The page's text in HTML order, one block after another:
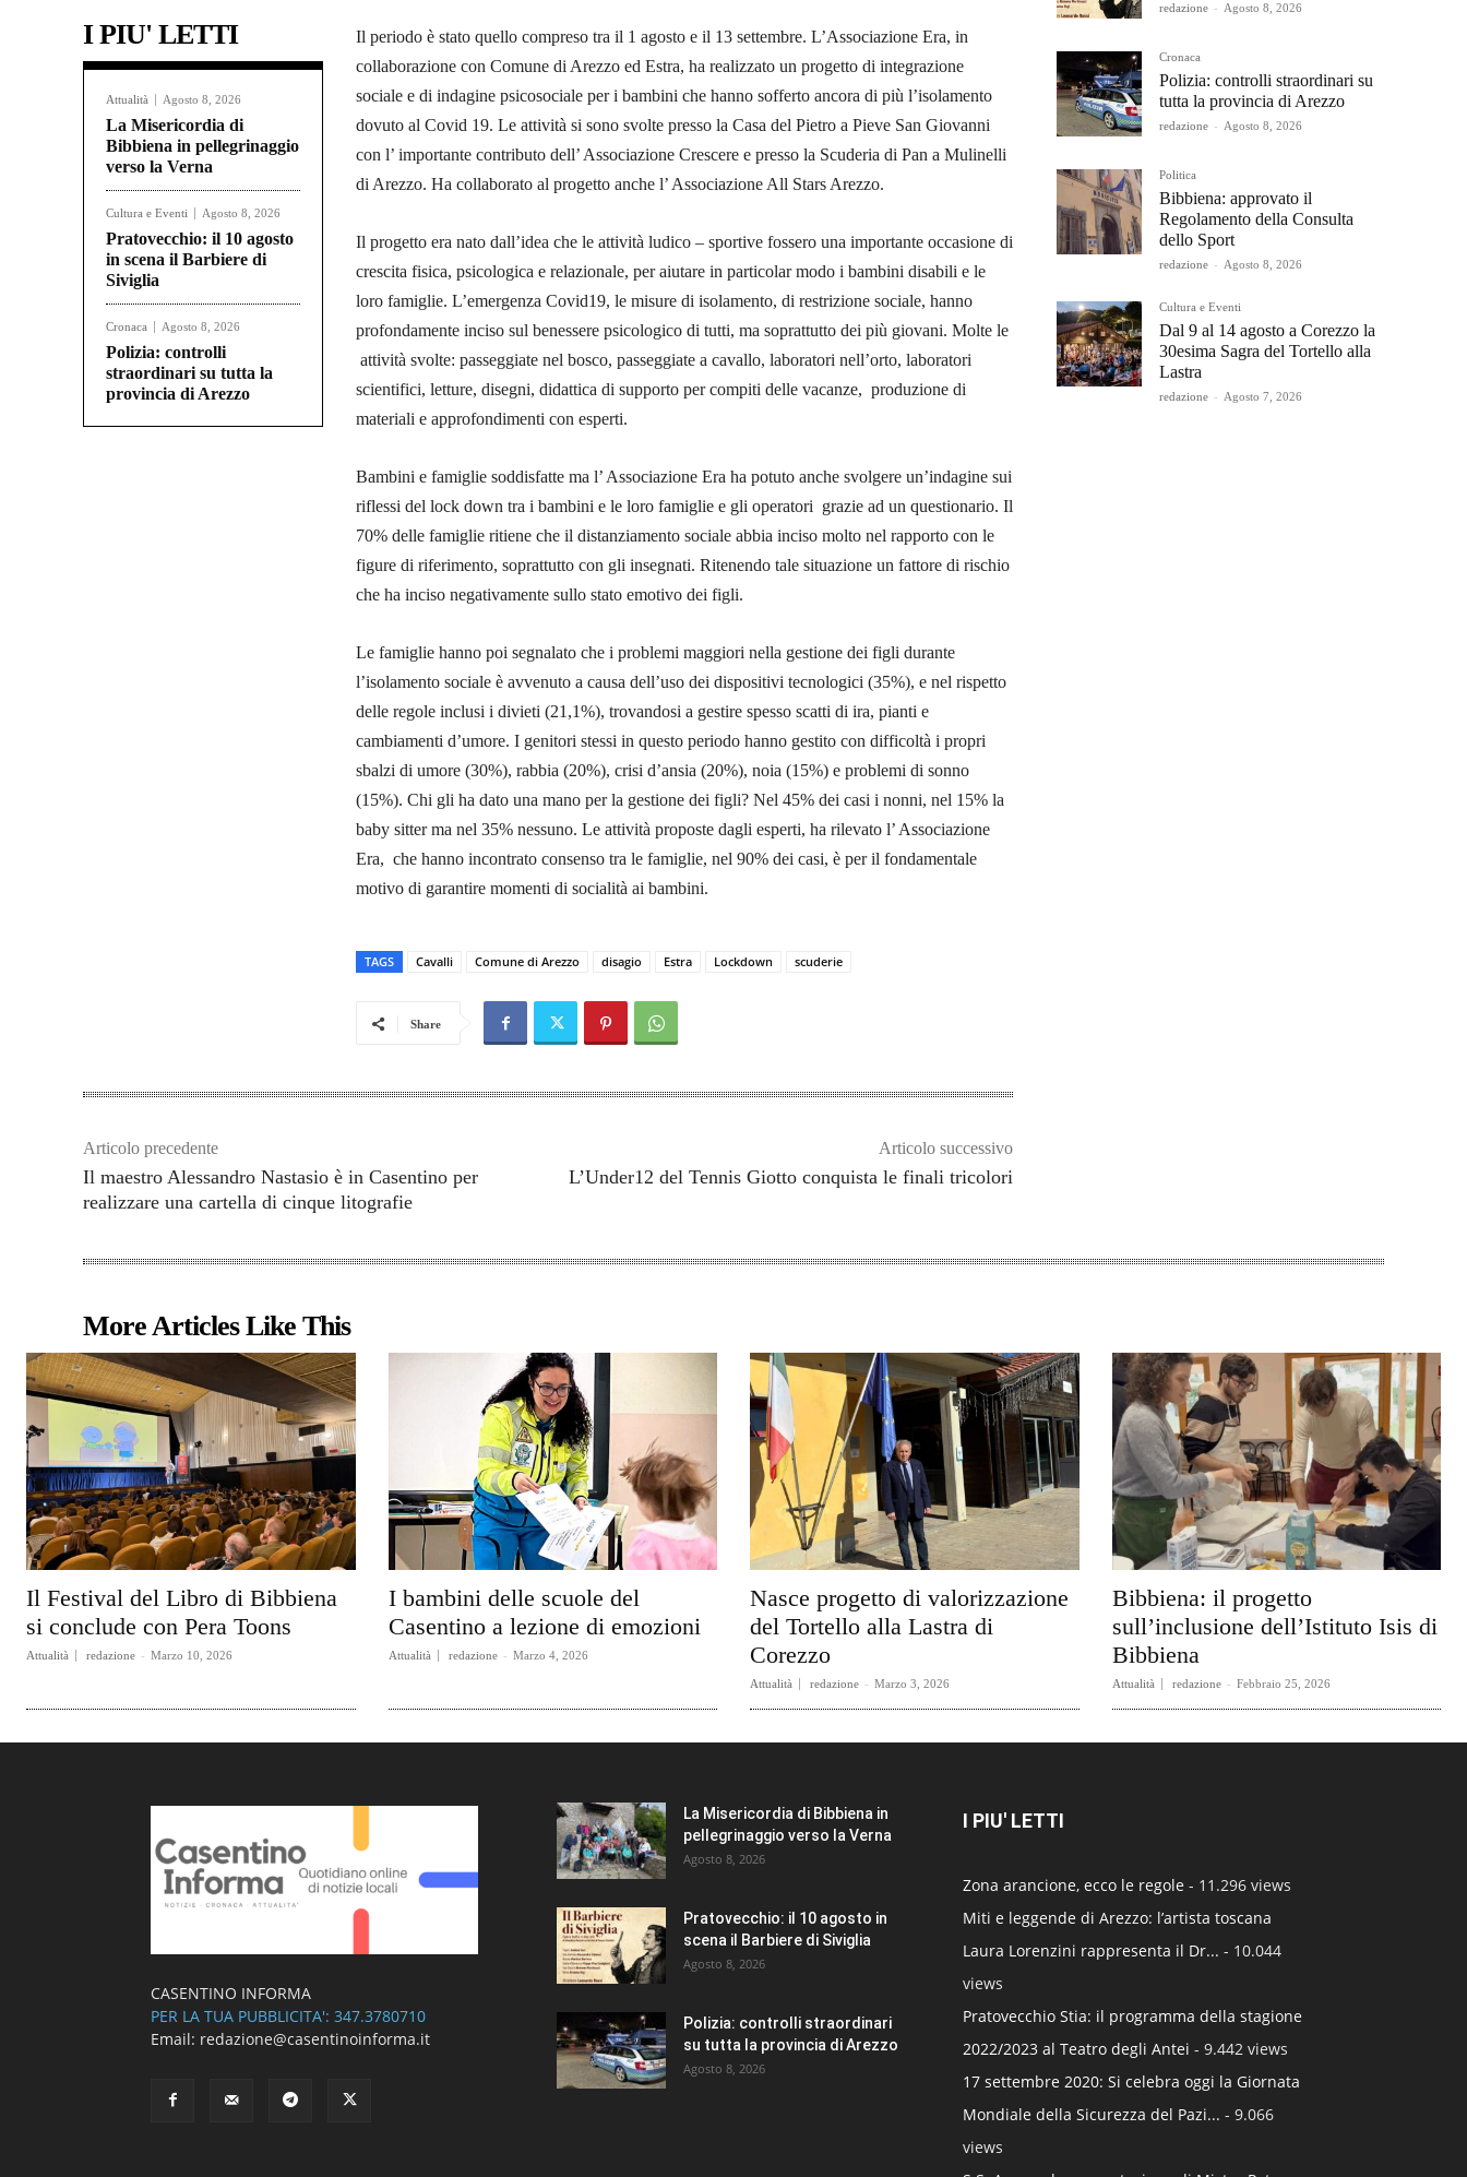
I PIU' LETTI
Attualità Agosto 8, 2026
La Misericordia di
Bibbiena in pellegrinaggio
verso la Verna
Cultura e Eventi Agosto 8, 2026
Pratovecchio: il 10 agosto
in scena il Barbiere di
Siviglia
Cronaca Agosto 8, 2026
Polizia: controlli
straordinari su tutta la
provincia di Arezzo
Il periodo è stato quello compreso tra il 1 agosto e il 13 settembre. L’Associazione Era, in
collaborazione con Comune di Arezzo ed Estra, ha realizzato un progetto di integrazione
sociale e di indagine psicosociale per i bambini che hanno sofferto ancora di più l’isolamento
dovuto al Covid 19. Le attività si sono svolte presso la Casa del Pietro a Pieve San Giovanni
con l’ importante contributo dell’ Associazione Crescere e presso la Scuderia di Pan a Mulinelli
di Arezzo. Ha collaborato al progetto anche l’ Associazione All Stars Arezzo.
Il progetto era nato dall’idea che le attività ludico – sportive fossero una importante occasione di
crescita fisica, psicologica e relazionale, per aiutare in particolar modo i bambini disabili e le
loro famiglie. L’emergenza Covid19, le misure di isolamento, di restrizione sociale, hanno
profondamente inciso sul benessere psicologico di tutti, ma soprattutto dei più giovani. Molte le
attività svolte: passeggiate nel bosco, passeggiate a cavallo, laboratori nell’orto, laboratori
scientifici, letture, disegni, didattica di supporto per compiti delle vacanze, produzione di
materiali e approfondimenti con esperti.
Bambini e famiglie soddisfatte ma l’ Associazione Era ha potuto anche svolgere un’indagine sui
riflessi del lock down tra i bambini e le loro famiglie e gli operatori grazie ad un questionario. Il
70% delle famiglie ritiene che il distanziamento sociale abbia inciso molto nel rapporto con le
figure di riferimento, soprattutto con gli insegnati. Ritenendo tale situazione un fattore di rischio
che ha inciso negativamente sullo stato emotivo dei figli.
Le famiglie hanno poi segnalato che i problemi maggiori nella gestione dei figli durante
l’isolamento sociale è avvenuto a causa dell’uso dei dispositivi tecnologici (35%), e nel rispetto
delle regole inclusi i divieti (21,1%), trovandosi a gestire spesso scatti di ira, pianti e
cambiamenti d’umore. I genitori stessi in questo periodo hanno gestito con difficoltà i propri
sbalzi di umore (30%), rabbia (20%), crisi d’ansia (20%), noia (15%) e problemi di sonno
(15%). Chi gli ha dato una mano per la gestione dei figli? Nel 45% dei casi i nonni, nel 15% la
baby sitter ma nel 35% nessuno. Le attività proposte dagli esperti, ha rilevato l’ Associazione
Era, che hanno incontrato consenso tra le famiglie, nel 90% dei casi, è per il fondamentale
motivo di garantire momenti di socialità ai bambini.
TAGS Cavalli Comune di Arezzo disagio Estra Lockdown scuderie
Share
Articolo precedente
Il maestro Alessandro Nastasio è in Casentino per
realizzare una cartella di cinque litografie
Articolo successivo
L’Under12 del Tennis Giotto conquista le finali tricolori
redazione - Agosto 8, 2026
Cronaca
Polizia: controlli straordinari su
tutta la provincia di Arezzo
redazione - Agosto 8, 2026
Politica
Bibbiena: approvato il
Regolamento della Consulta
dello Sport
redazione - Agosto 8, 2026
Cultura e Eventi
Dal 9 al 14 agosto a Corezzo la
30esima Sagra del Tortello alla
Lastra
redazione - Agosto 7, 2026
More Articles Like This
Il Festival del Libro di Bibbiena
si conclude con Pera Toons
Attualità redazione - Marzo 10, 2026
I bambini delle scuole del
Casentino a lezione di emozioni
Attualità redazione - Marzo 4, 2026
Nasce progetto di valorizzazione
del Tortello alla Lastra di
Corezzo
Attualità redazione - Marzo 3, 2026
Bibbiena: il progetto
sull’inclusione dell’Istituto Isis di
Bibbiena
Attualità redazione - Febbraio 25, 2026
CASENTINO INFORMA
PER LA TUA PUBBLICITA': 347.3780710
Email: redazione@casentinoinforma.it
La Misericordia di Bibbiena in
pellegrinaggio verso la Verna
Agosto 8, 2026
Pratovecchio: il 10 agosto in
scena il Barbiere di Siviglia
Agosto 8, 2026
Polizia: controlli straordinari
su tutta la provincia di Arezzo
Agosto 8, 2026
I PIU' LETTI
Zona arancione, ecco le regole - 11.296 views
Miti e leggende di Arezzo: l’artista toscana
Laura Lorenzini rappresenta il Dr... - 10.044
views
Pratovecchio Stia: il programma della stagione
2022/2023 al Teatro degli Antei - 9.442 views
17 settembre 2020: Si celebra oggi la Giornata
Mondiale della Sicurezza del Pazi... - 9.066
views